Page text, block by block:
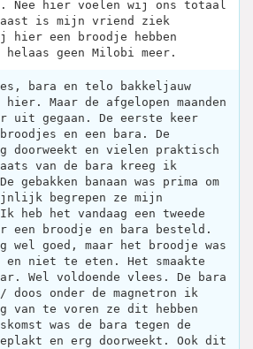
Nee hier voelen wij ons totaal
is mijn vriend ziek
hier een broodje hebben
helaas geen Milobi meer.
bara en telo bakkeljauw
Maar de afgelopen maanden
uit gegaan. De eerste keer
en een bara. De
doorweekt en vielen praktisch
van de bara kreeg ik
gebakken banaan was prima om
begrepen ze mijn
het vandaag een tweede
een broodje en bara besteld.
wel goed, maar het broodje was
en niet te eten. Het smaakte
Wel voldoende vlees. De bara
doos onder de magnetron ik
van te voren ze dit hebben
was de bara tegen de
en erg doorweekt. Ook dit